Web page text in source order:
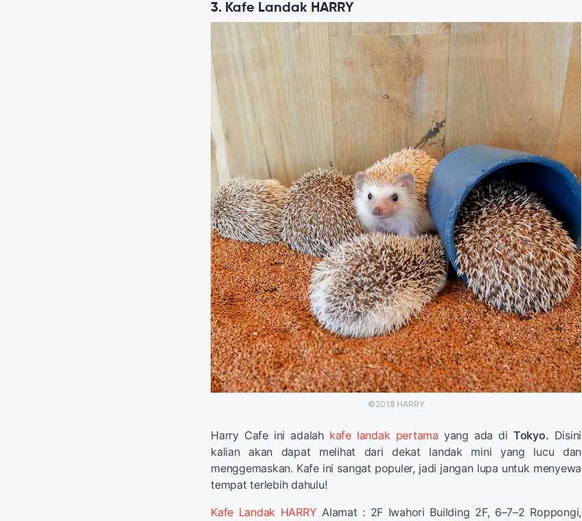
3. Kafe Landak HARRY
©2018 HARRY
Harry Cafe ini adalah kafe landak pertama yang ada di Tokyo. Disini
kalian akan dapat melihat dari dekat landak mini yang lucu dan
menggemaskan. Kafe ini sangat populer, jadi jangan lupa untuk menyewa
tempat terlebih dahulu!
Kafe Landak HARRY Alamat : 2F Iwahori Building 2F, 6–7–2 Roppongi,